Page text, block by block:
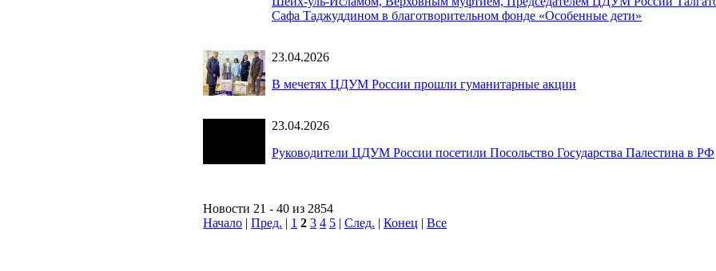
Сафа Таджуддином в благотворительном фонде «Особенные дети»
23.04.2026
В мечетях ЦДУМ России прошли гуманитарные акции
23.04.2026
Руководители ЦДУМ России посетили Посольство Государства Палестина в РФ
Новости 21 - 40 из 2854
Начало | Пред. | 1 2 3 4 5 | След. | Конец | Все